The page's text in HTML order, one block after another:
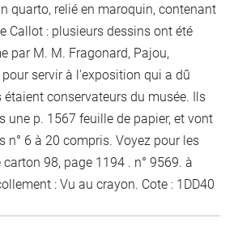
quarto, relié en maroquin, contenant
Callot : plusieurs dessins ont été
par M. M. Fragonard, Pajou,
pour servir à l'exposition qui a dû
conservateurs du musée. Ils
une p. 1567 feuille de papier, et vont
n° 6 à 20 compris. Voyez pour les
carton 98, page 1194 . n° 9569. à
:Vu au crayon. Cote : 1DD40